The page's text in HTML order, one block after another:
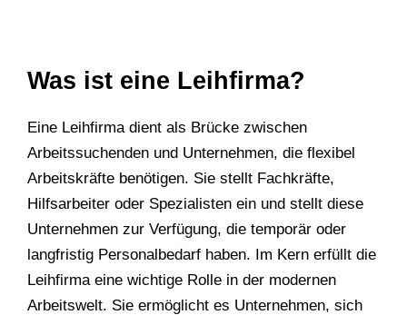
Was ist eine Leihfirma?
Eine Leihfirma dient als Brücke zwischen
Arbeitssuchenden und Unternehmen, die flexibel
Arbeitskräfte benötigen. Sie stellt Fachkräfte,
Hilfsarbeiter oder Spezialisten ein und stellt diese
Unternehmen zur Verfügung, die temporär oder
langfristig Personalbedarf haben. Im Kern erfüllt die
Leihfirma eine wichtige Rolle in der modernen
Arbeitswelt. Sie ermöglicht es Unternehmen, sich